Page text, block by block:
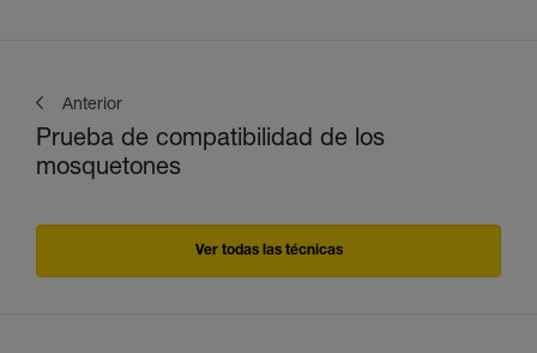
Anterior
Prueba de compatibilidad de los
mosquetones
Ver todas las técnicas